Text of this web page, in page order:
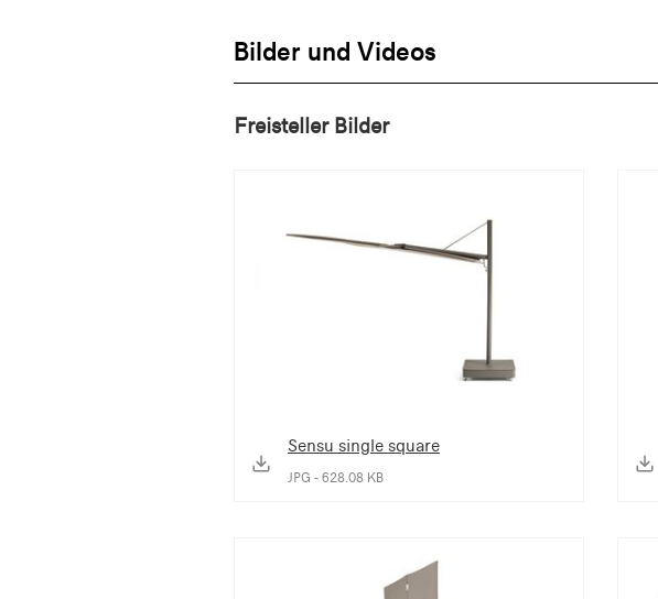
Bilder und Videos
Freisteller Bilder
Sensu single square
JPG - 628.08 KB